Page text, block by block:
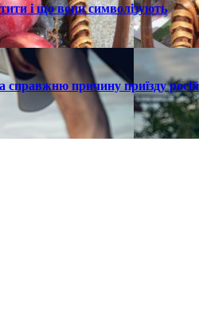
і що вони символізують
причину приїзду